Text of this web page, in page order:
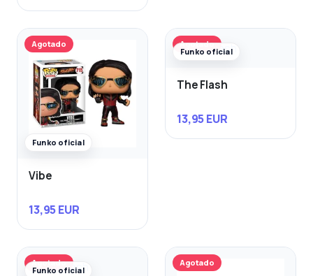
Agotado
Funko oficial
Vibe
13,95 EUR
Agotado
Funko oficial
The Flash
13,95 EUR
Agotado
Funko oficial
Agotado